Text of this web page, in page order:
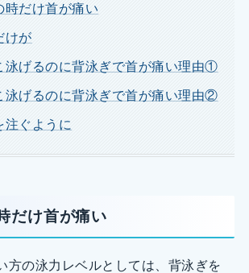
時だけ首が痛い
けが
泳げるのに背泳ぎで首が痛い理由①
泳げるのに背泳ぎで首が痛い理由②
注ぐように
だけ首が痛い
方の泳力レベルとしては、背泳ぎを